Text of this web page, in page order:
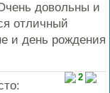
довольны и
отличный
и день рождения
2